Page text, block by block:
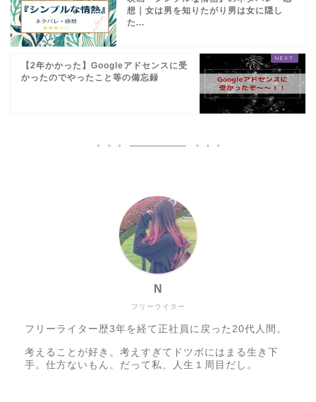
想｜女は男を知りたがり男は女に隠し
た...
【2年かかった】Googleアドセンスに受
かったのでやったこと等の備忘録
フリーライター
N
フリーライター歴3年を経て正社員に戻った20代人間。
考えることが好き。考えすぎてドツボにはまる生き下
手。仕方ないもん。だって私、人生１周目だし。